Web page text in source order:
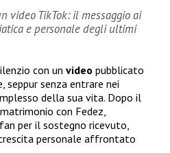
video TikTok: il messaggio ai
e personale degli ultimi
con un video pubblicato
seppur senza entrare nei
della sua vita. Dopo il
con Fedez,
per il sostegno ricevuto,
personale affrontato